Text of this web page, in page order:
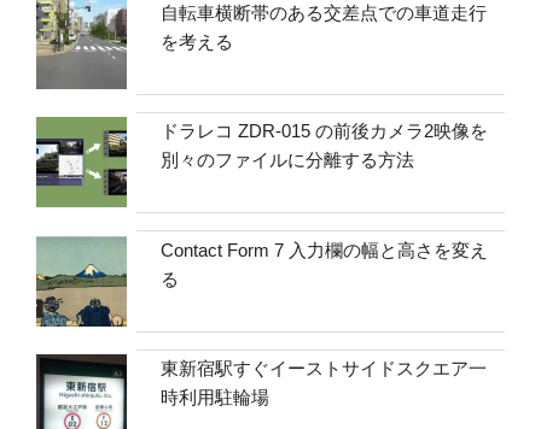
自転車横断帯のある交差点での車道走行
を考える
ドラレコ ZDR-015 の前後カメラ2映像を
別々のファイルに分離する方法
Contact Form 7 入力欄の幅と高さを変え
る
東新宿駅すぐイーストサイドスクエア一
時利用駐輪場